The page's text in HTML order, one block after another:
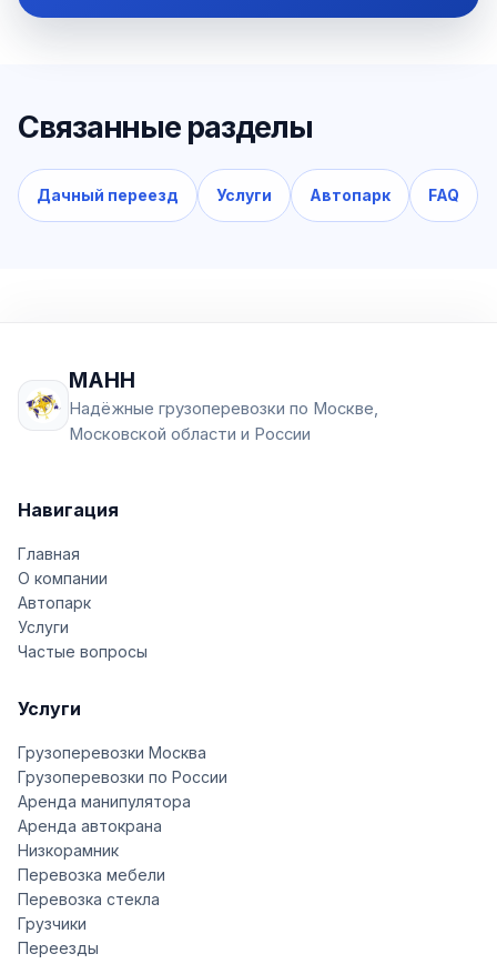
Связанные разделы
Дачный переезд Услуги Автопарк FAQ
МАНН
Надёжные грузоперевозки по Москве,
Московской области и России
Навигация
Главная
О компании
Автопарк
Услуги
Частые вопросы
Услуги
Грузоперевозки Москва
Грузоперевозки по России
Аренда манипулятора
Аренда автокрана
Низкорамник
Перевозка мебели
Перевозка стекла
Грузчики
Переезды